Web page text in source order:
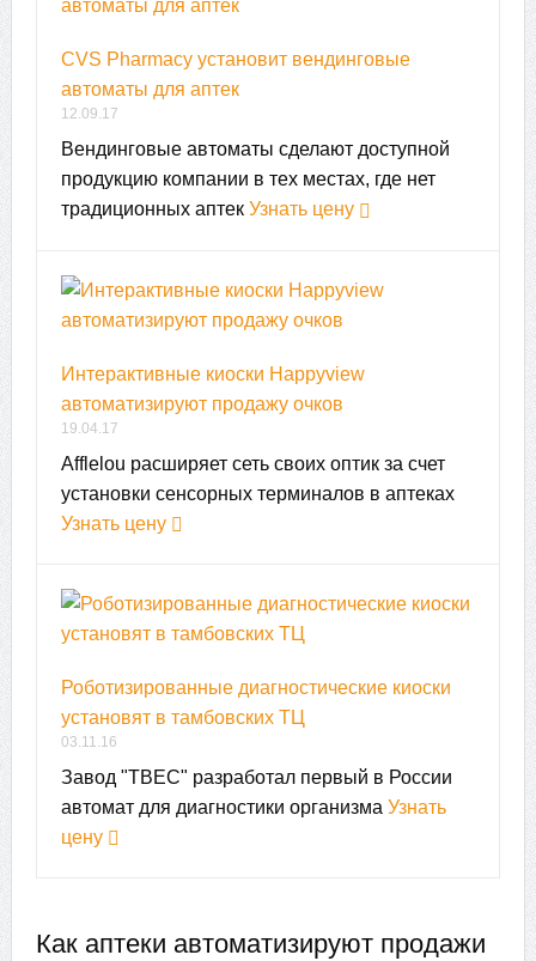
CVS Pharmacy установит вендинговые
автоматы для аптек
12.09.17
Вендинговые автоматы сделают доступной
продукцию компании в тех местах, где нет
традиционных аптек Узнать цену
Интерактивные киоски Happyview
автоматизируют продажу очков
19.04.17
Afflelou расширяет сеть своих оптик за счет
установки сенсорных терминалов в аптеках
Узнать цену
Роботизированные диагностические киоски
установят в тамбовских ТЦ
03.11.16
Завод "ТВЕС" разработал первый в России
автомат для диагностики организма Узнать
цену
Как аптеки автоматизируют продажи